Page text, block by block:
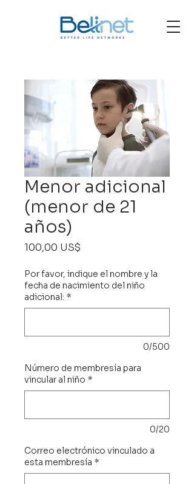
Menor adicional
(menor de 21
años)
100,00 US$
Por favor, indique el nombre y la
fecha de nacimiento del niño
adicional: *
0/500
Número de membresía para
vincular al niño *
0/20
Correo electrónico vinculado a
esta membresía *